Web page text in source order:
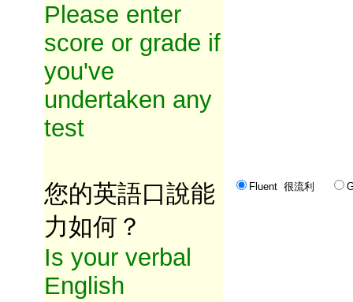
Please enter
score or grade if
you've
undertaken any
test
您的英語口說能
力如何？
Is your verbal
English
Fluent 很流利